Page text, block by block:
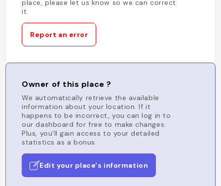
place, please let us know so we can correct
it.
Report an error
Owner of this place ?
We automatically retrieve the available
information about your location. If it
happens to be incorrect, you can log in to
our dashboard for free to make changes.
Plus, you'll gain access to your detailed
statistics as a bonus.
Edit your place's information